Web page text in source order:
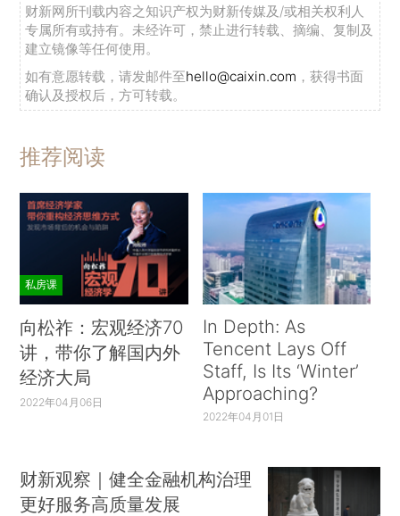
财新网所刊载内容之知识产权为财新传媒及/或相关权利人
专属所有或持有。未经许可，禁止进行转载、摘编、复制及
建立镜像等任何使用。
如有意愿转载，请发邮件至hello@caixin.com ，获得书面
确认及授权后，方可转载。
推荐阅读
私房课
向松祚：宏观经济70
讲，带你了解国内外
经济大局
2022年04月06日
In Depth: As
Tencent Lays Off
Staff, Is Its ‘Winter’
Approaching?
2022年04月01日
财新观察｜健全金融机构治理
更好服务高质量发展